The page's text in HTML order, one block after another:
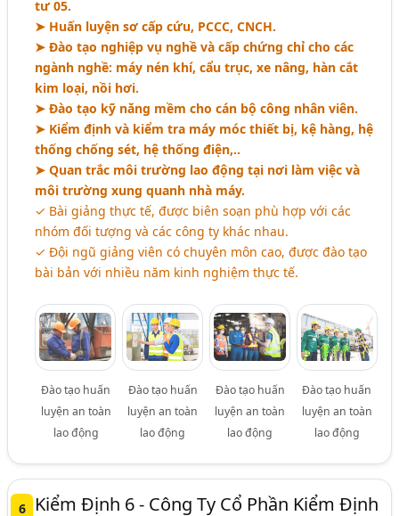
tư 05.
➤ Huấn luyện sơ cấp cứu, PCCC, CNCH.
➤ Đào tạo nghiệp vụ nghề và cấp chứng chỉ cho các
ngành nghề: máy nén khí, cẩu trục, xe nâng, hàn cắt
kim loại, nồi hơi.
➤ Đào tạo kỹ năng mềm cho cán bộ công nhân viên.
➤ Kiểm định và kiểm tra máy móc thiết bị, kệ hàng, hệ
thống chống sét, hệ thống điện,..
➤ Quan trắc môi trường lao động tại nơi làm việc và
môi trường xung quanh nhà máy.
✓ Bài giảng thực tế, được biên soạn phù hợp với các
nhóm đối tượng và các công ty khác nhau.
✓ Đội ngũ giảng viên có chuyên môn cao, được đào tạo
bài bản với nhiều năm kinh nghiệm thực tế.
Đào tạo huấn
luyện an toàn
lao động
Đào tạo huấn
luyện an toàn
lao động
Đào tạo huấn
luyện an toàn
lao động
Đào tạo huấn
luyện an toàn
lao động
6
Kiểm Định 6 - Công Ty Cổ Phần Kiểm Định